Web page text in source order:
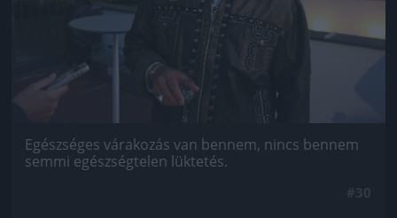
Egészséges várakozás van bennem, nincs bennem
semmi egészségtelen lüktetés.